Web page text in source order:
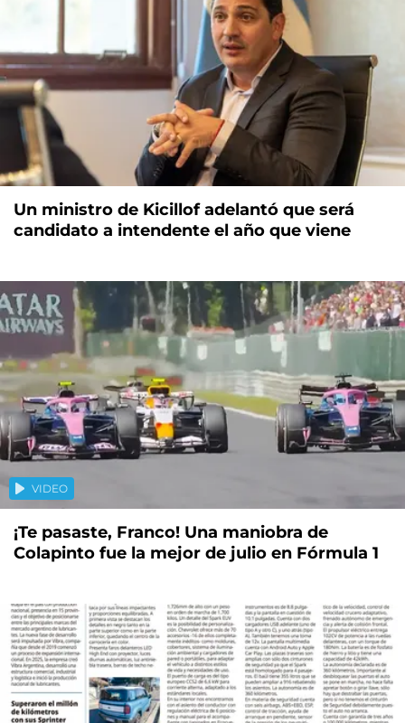
Un ministro de Kicillof adelantó que será
candidato a intendente el año que viene
VIDEO
¡Te pasaste, Franco! Una maniobra de
Colapinto fue la mejor de julio en Fórmula 1